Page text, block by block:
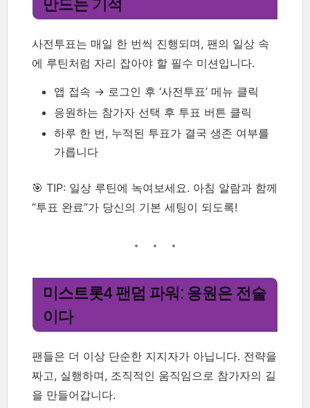
만드는 기적
사전투표는 매일 한 번씩 진행되며, 팬의 일상 속
에 루틴처럼 자리 잡아야 할 필수 미션입니다.
앱 접속 → 로그인 후 ‘사전투표’ 메뉴 클릭
응원하는 참가자 선택 후 투표 버튼 클릭
하루 한 번, 누적된 투표가 결국 생존 여부를
가릅니다
🎯 TIP: 일상 루틴에 녹여보세요. 아침 알람과 함께
“투표 완료”가 당신의 기본 세팅이 되도록!
미스트롯4 팬덤 파워: 응원은 전술
이다
팬들은 더 이상 단순한 지지자가 아닙니다. 전략을
짜고, 실행하며, 조직적인 움직임으로 참가자의 길
을 만들어갑니다.